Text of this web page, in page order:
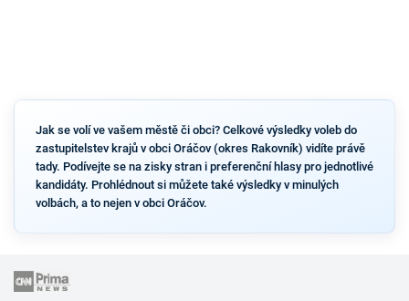
Jak se volí ve vašem městě či obci? Celkové výsledky voleb do
zastupitelstev krajů v obci Oráčov (okres Rakovník) vidíte právě
tady. Podívejte se na zisky stran i preferenční hlasy pro jednotlivé
kandidáty. Prohlédnout si můžete také výsledky v minulých
volbách, a to nejen v obci Oráčov.